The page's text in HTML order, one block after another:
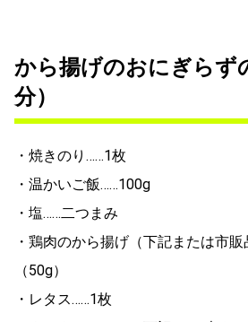
から揚げのおにぎらず
分）
・焼きのり……1枚
・温かいご飯……100g
・塩……二つまみ
・鶏肉のから揚げ（下記または市
（50g）
・レタス……1枚